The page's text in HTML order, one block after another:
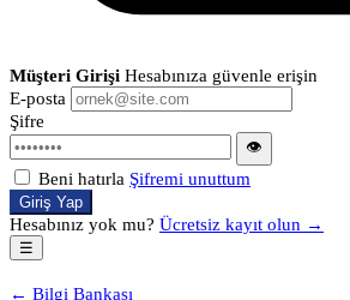
Müşteri Girişi Hesabınıza güvenle erişin
E-posta
Şifre
👁
Beni hatırla Şifremi unuttum
Giriş Yap
Hesabınız yok mu? Ücretsiz kayıt olun →
☰
← Bilgi Bankası